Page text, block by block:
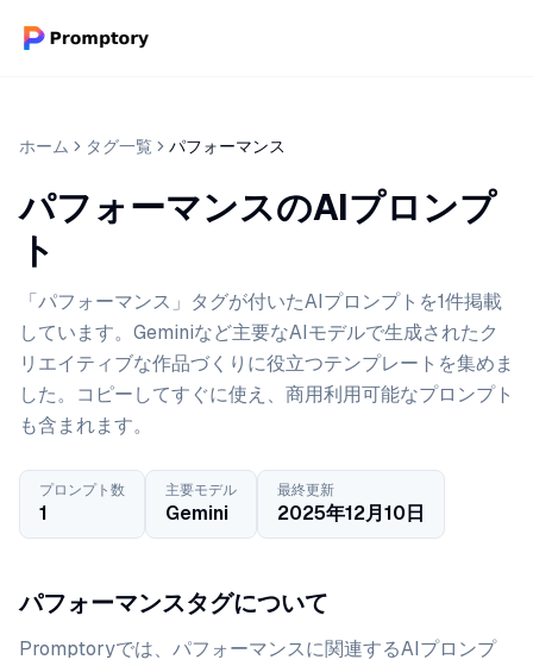
ホーム タグ一覧 パフォーマンス
パフォーマンスのAIプロンプ
ト
「パフォーマンス」タグが付いたAIプロンプトを1件掲載
しています。Geminiなど主要なAIモデルで生成されたク
リエイティブな作品づくりに役立つテンプレートを集めま
した。コピーしてすぐに使え、商用利用可能なプロンプト
も含まれます。
プロンプト数
1
主要モデル
Gemini
最終更新
2025年12月10日
パフォーマンスタグについて
Promptoryでは、 パフォーマンスに関連するAIプロンプ